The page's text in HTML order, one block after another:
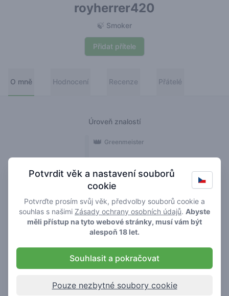
royherrer420
🍃 Smoker
Přidat přítele
O mně Hodnocení Recenze Přátelé
Úroveň znalostí
🍃 Smoker
🌱 Roller
🥦 Stoner
👑 Greenmeister
Recenze
Potvrdit věk a nastavení souborů
cookie
Potvrďte prosím svůj věk, předvolby souborů cookie a
souhlas s našimi Zásady ochrany osobních údajů. Abyste
měli přístup na tyto webové stránky, musí vám být
alespoň 18 let.
Souhlasit a pokračovat
Pouze nezbytné soubory cookie